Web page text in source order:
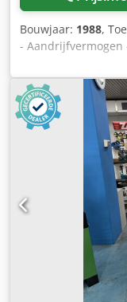
Bouwjaar: 1988,
- Aandrijfvermogen
23 mm Spilafstand
1200 rpm
vermogen kW
m